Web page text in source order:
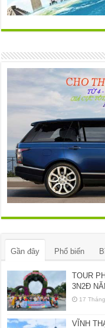
Gần đây Phổ biến
TOUR
3N2Đ
17
VĨNH